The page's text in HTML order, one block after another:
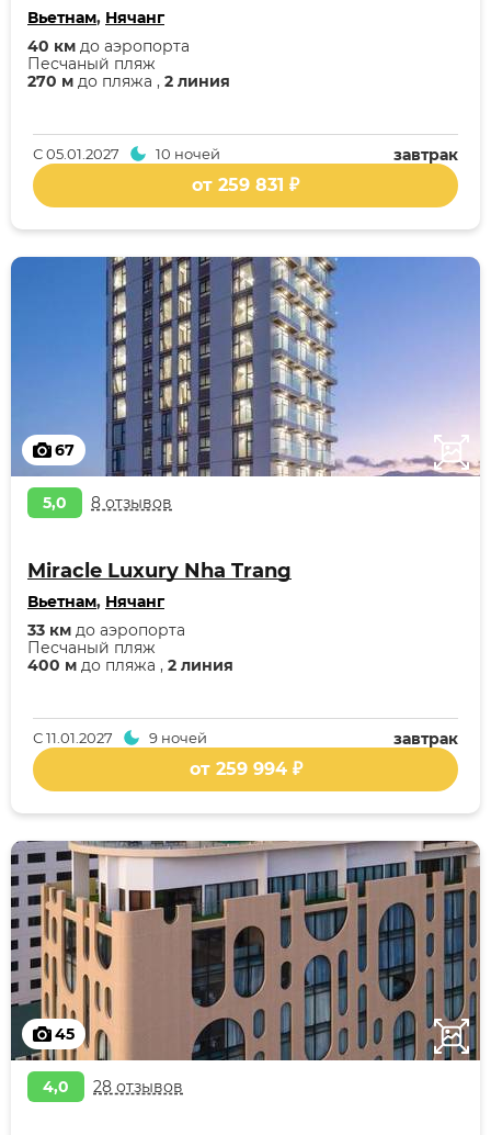
Вьетнам, Нячанг
270 м до пляжа , 2 линия
Песчаный пляж
40 км до аэропорта
завтрак
С05.01.2027 10 ночей
от 259 831 ₽
67
5,0 8 отзывов
Miracle Luxury Nha Trang
Вьетнам, Нячанг
400 м до пляжа , 2 линия
Песчаный пляж
33 км до аэропорта
завтрак
С11.01.2027 9 ночей
от 259 994 ₽
45
4,0 28 отзывов